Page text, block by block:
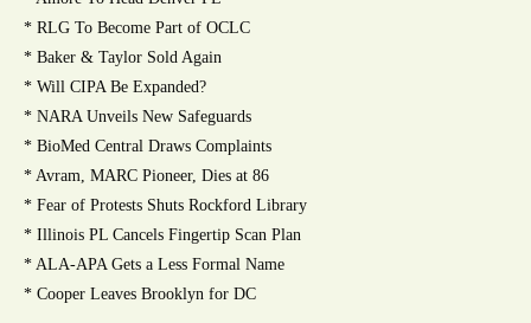
* RLG To Become Part of OCLC
* Baker & Taylor Sold Again
* Will CIPA Be Expanded?
* NARA Unveils New Safeguards
* BioMed Central Draws Complaints
* Avram, MARC Pioneer, Dies at 86
* Fear of Protests Shuts Rockford Library
* Illinois PL Cancels Fingertip Scan Plan
* ALA-APA Gets a Less Formal Name
* Cooper Leaves Brooklyn for DC